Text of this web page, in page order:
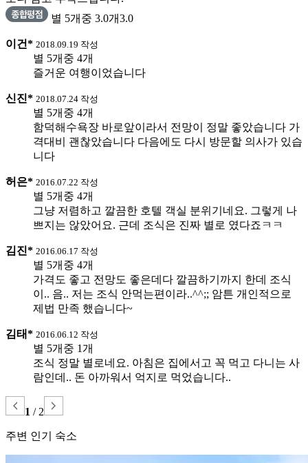
별 5개중 3.0개3.0
이건* 2018.09.19 작성
별 5개중 4개
즐거운 여행이었습니다
신진* 2018.07.24 작성
별 5개중 4개
함덕해수욕장 바로앞이라서 전망이 정말 좋았습니다 가
격대비 괜찮았습니다 다음에도 다시 방문할 의사가 있습
니다
허은* 2016.07.22 작성
별 5개중 4개
그냥 저렴하고 깔끔한 호텔 객실 분위기네요. 그렇게 나
쁘지는 않았어요. 근데 조식은 진짜 별로 였다죠ㅋㅋ
김진* 2016.06.17 작성
별 5개중 4개
가격도 좋고 전망도 좋은데다 깔끔하기까지 한데 조식
이.. 음.. 저는 조식 안먹는편이라..^^;; 암튼 개인적으로
제법 만족 했습니다~
김태* 2016.06.12 작성
별 5개중 1개
조식 정말 별로네요. 아침은 집에서고 꼭 먹고 다니는 사
람인데.. 돈 아까워서 억지로 먹었습니다..
1 / 2
주변 인기 숙소